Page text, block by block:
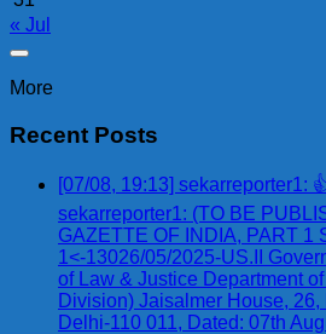
« Jul
More
Recent Posts
[07/08, 19:13] sekarreporter1:
sekarreporter1: (TO BE
GAZETTE OF INDIA, PART 1
1<-13026/05/2025-US.II
of Law & Justice Department
Division) Jaisalmer House,
Delhi-110 011, Dated: 07th